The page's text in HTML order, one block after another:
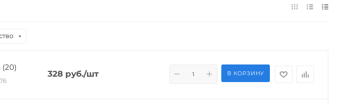
(20)
328руб./шт В КОРЗИНУ